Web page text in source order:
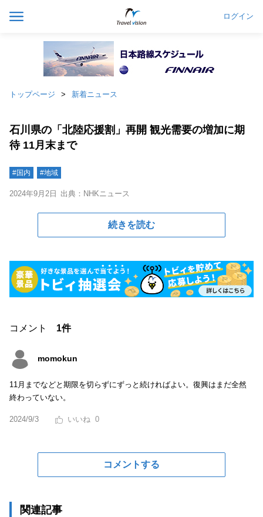
ログイン
トップページ 新着ニュース
石川県の「北陸応援割」再開 観光需要の増加に期
待 11月末まで
#国内 #地域
2024年9月2日 出典：NHKニュース
続きを読む
コメント 1件
momokun
11月までなどと期限を切らずにずっと続ければよい。復興はまだ全然
終わっていない。
2024/9/3 0
コメントする
関連記事